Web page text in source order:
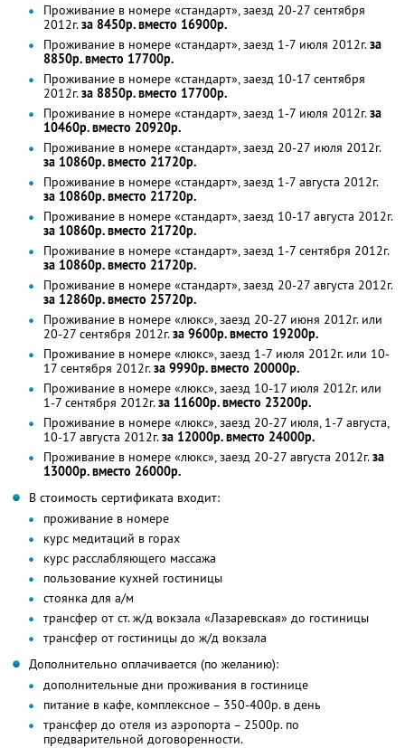
Проживание в номере «стандарт», заезд 20-27 сентября
2012г.за 8450р. вместо 16900р.
Проживание в номере «стандарт», заезд 1-7 июля 2012г.за
8850р. вместо 17700р.
Проживание в номере «стандарт», заезд 10-17 сентября
2012г.за 8850р. вместо 17700р.
Проживание в номере «стандарт», заезд 1-7 июля 2012г.за
10460р. вместо 20920р.
Проживание в номере «стандарт», заезд 20-27 июля 2012г.
за 10860р. вместо 21720р.
Проживание в номере «стандарт», заезд 1-7 августа 2012г.
за 10860р. вместо 21720р.
Проживание в номере «стандарт», заезд 10-17 августа 2012г.
за 10860р. вместо 21720р.
Проживание в номере «стандарт», заезд 1-7 сентября 2012г.
за 10860р. вместо 21720р.
Проживание в номере «стандарт», заезд 20-27 августа 2012г.
за 12860р. вместо 25720р.
Проживание в номере «люкс», заезд 20-27 июня 2012г. или
20-27 сентября 2012г.за 9600р. вместо 19200р.
Проживание в номере «люкс», заезд 1-7 июля 2012г. или 10-
17 сентября 2012г.за 9990р. вместо 20000р.
Проживание в номере «люкс», заезд 10-17 июля 2012г. или
1-7 сентября 2012г.за 11600р. вместо 23200р.
Проживание в номере «люкс», заезд 20-27 июля, 1-7 августа,
10-17 августа 2012г.за 12000р. вместо 24000р.
Проживание в номере «люкс», заезд 20-27 августа 2012г.за
13000р. вместо 26000р.
В стоимость сертификата входит:
проживание в номере
курс медитаций в горах
курс расслабляющего массажа
пользование кухней гостиницы
стоянка для а/м
трансфер от ст. ж/д вокзала «Лазаревская» до гостиницы
трансфер от гостиницы до ж/д вокзала
Дополнительно оплачивается (по желанию):
дополнительные дни проживания в гостинице
питание в кафе, комплексное – 350-400р. в день
трансфер до отеля из аэропорта – 2500р. по
предварительной договоренности.